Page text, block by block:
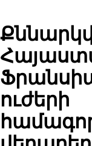
ուժերի